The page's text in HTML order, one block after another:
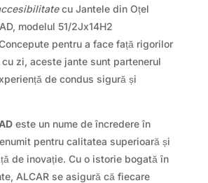
cu Jantele din Oțel
modelul 51/2Jx14H2
pentru a face față rigorilor
zi, aceste jante sunt partenerul
de condus sigură și
este un nume de încredere în
pentru calitatea superioară și
de inovație. Cu o istorie bogată în
ALCAR se asigură că fiecare